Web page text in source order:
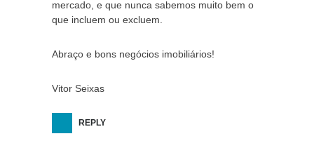
mercado, e que nunca sabemos muito bem o
que incluem ou excluem.
Abraço e bons negócios imobiliários!
Vitor Seixas
REPLY